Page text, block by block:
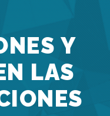
Y
LAS